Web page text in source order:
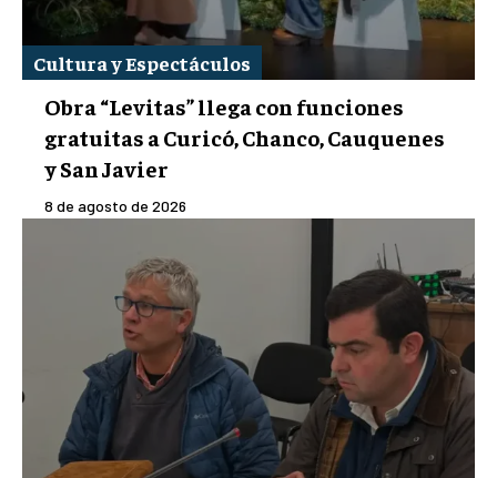
Cultura y Espectáculos
Obra “Levitas” llega con funciones
gratuitas a Curicó, Chanco, Cauquenes
y San Javier
8 de agosto de 2026